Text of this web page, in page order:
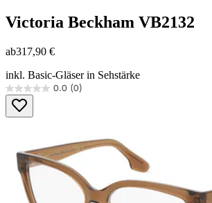
Victoria Beckham VB2132
ab317,90 €
inkl. Basic-Gläser in Sehstärke
0.0 (0)
0.0
von
5